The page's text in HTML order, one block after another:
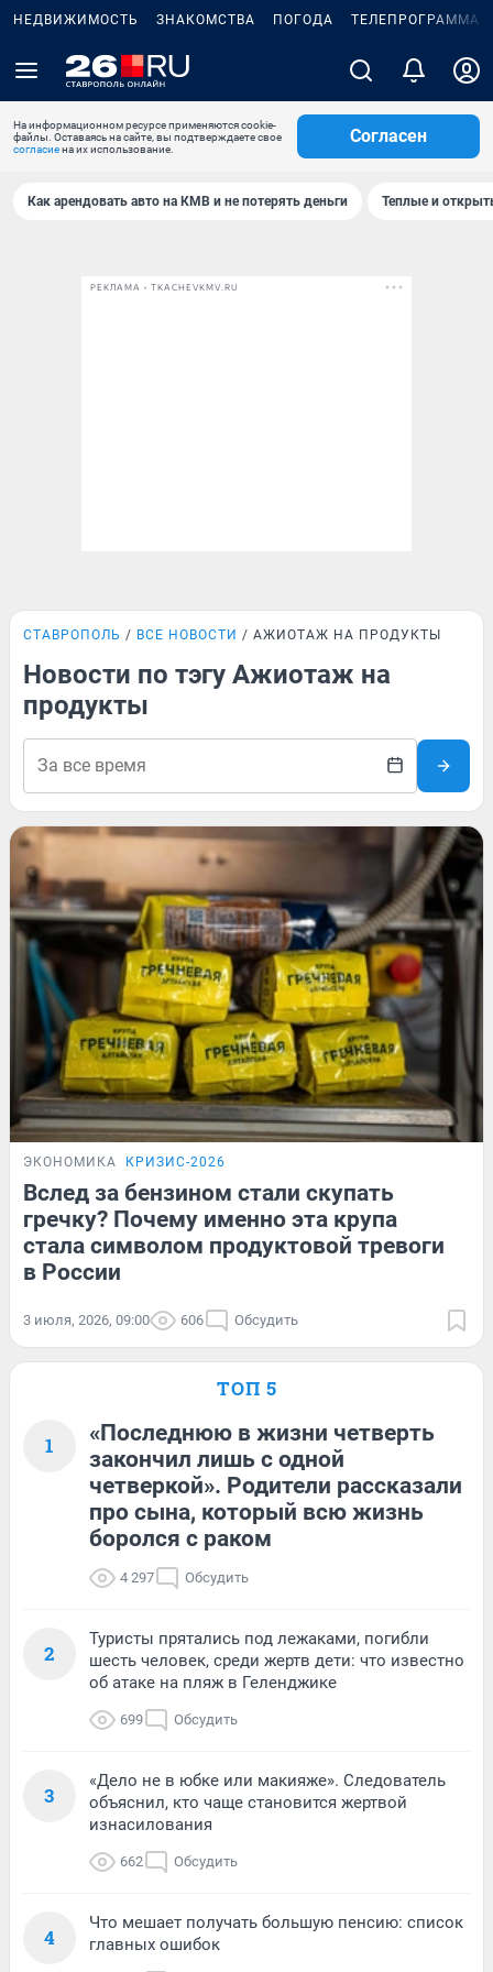
НЕДВИЖИМОСТЬ ЗНАКОМСТВА ПОГОДА ТЕЛЕПРОГРАММА
На информационном ресурсе применяются cookie-
файлы. Оставаясь на сайте, вы подтверждаете свое
согласиена их использование.
Согласен
Как арендовать авто на КМВ и не потерять деньги Теплые и
РЕКЛАМА • TKACHEVKMV.RU
СТАВРОПОЛЬ ВСЕ НОВОСТИ АЖИОТАЖ НА ПРОДУКТЫ
Новости по тэгу Ажиотаж на
продукты
ЭКОНОМИКА КРИЗИС-2026
Вслед за бензином стали скупать
гречку? Почему именно эта крупа
стала символом продуктовой тревоги
в России
3 июля, 2026, 09:00 606 Обсудить
ТОП 5
1
«Последнюю в жизни четверть
закончил лишь с одной
четверкой». Родители рассказали
про сына, который всю жизнь
боролся с раком
4 297 Обсудить
2
Туристы прятались под лежаками, погибли
шесть человек, среди жертв дети: что известно
об атаке на пляж в Геленджике
699 Обсудить
3
«Дело не в юбке или макияже». Следователь
объяснил, кто чаще становится жертвой
изнасилования
662 Обсудить
4
Что мешает получать большую пенсию: список
главных ошибок